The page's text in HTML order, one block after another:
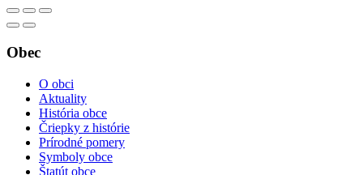
Obec
O obci
Aktuality
História obce
Čriepky z histórie
Prírodné pomery
Symboly obce
Štatút obce